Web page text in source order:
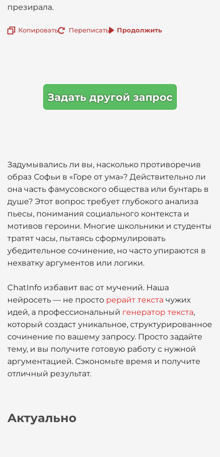
презирала.
Копировать Переписать Продолжить
Задать другой запрос
Задумывались ли вы, насколько противоречив
образ Софьи в «Горе от ума»? Действительно ли
она часть фамусовского общества или бунтарь в
душе? Этот вопрос требует глубокого анализа
пьесы, понимания социального контекста и
мотивов героини. Многие школьники и студенты
тратят часы, пытаясь сформулировать
убедительное сочинение, но часто упираются в
нехватку аргументов или логики.
ChatInfo избавит вас от мучений. Наша
нейросеть — не просто рерайт текста чужих
идей, а профессиональный генератор текста,
который создаст уникальное, структурированное
сочинение по вашему запросу. Просто задайте
тему, и вы получите готовую работу с нужной
аргументацией. Сэкономьте время и получите
отличный результат.
Актуально